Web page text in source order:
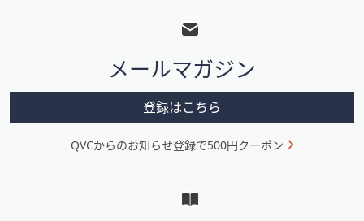
メ
ニ
メールマガジン
登録はこちら
QVCからのお知らせ登録で500円クーポン